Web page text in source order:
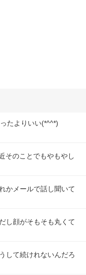
たよりいい(*^^*)
そのことでもやもやし
かメールで話し聞いて
し顔がそもそも丸くて
して続けれないんだろ